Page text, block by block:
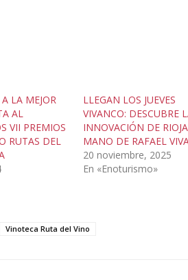
LA MEJOR
AL
VII PREMIOS
RUTAS DEL
LLEGAN LOS JUEVES
VIVANCO: DESCUBRE
INNOVACIÓN DE
MANO DE RAFAEL
20 noviembre, 2025
En «Enoturismo»
Vinoteca Ruta del Vino